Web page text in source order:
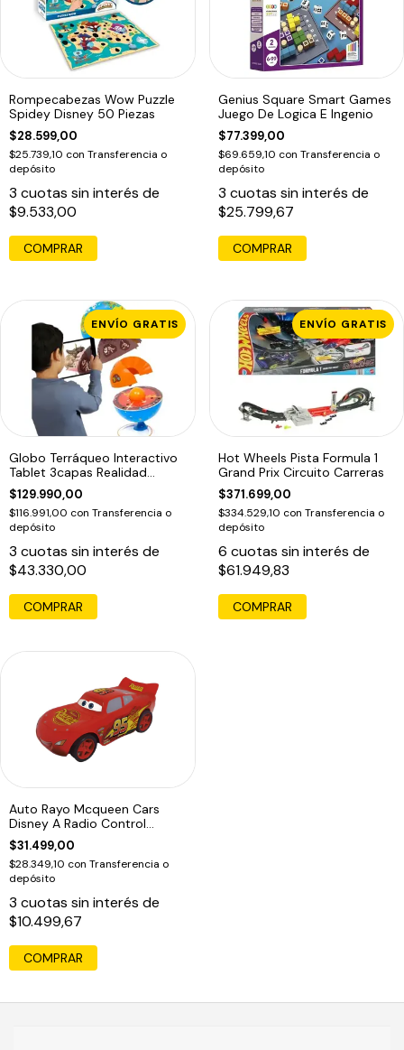
Rompecabezas Wow Puzzle
Spidey Disney 50 Piezas
$28.599,00
$25.739,10 con Transferencia o
depósito
3 cuotas sin interés de
$9.533,00
Genius Square Smart Games
Juego De Logica E Ingenio
$77.399,00
$69.659,10 con Transferencia o
depósito
3 cuotas sin interés de
$25.799,67
ENVÍO GRATIS
Globo Terráqueo Interactivo
Tablet 3capas Realidad
Aumentada
$129.990,00
$116.991,00 con Transferencia o
depósito
3 cuotas sin interés de
$43.330,00
COMPRAR
ENVÍO GRATIS
Hot Wheels Pista Formula 1
Grand Prix Circuito Carreras
$371.699,00
$334.529,10 con Transferencia o
depósito
6 cuotas sin interés de
$61.949,83
COMPRAR
Auto Rayo Mcqueen Cars
Disney A Radio Control
Ditoys 2594
$31.499,00
$28.349,10 con Transferencia o
depósito
3 cuotas sin interés de
$10.499,67
COMPRAR